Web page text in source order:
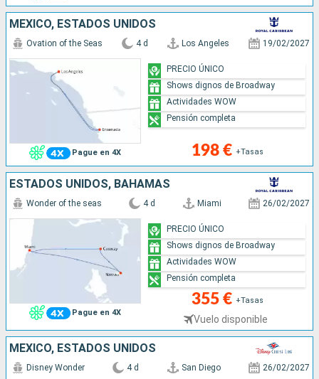
MÉXICO, ESTADOS UNIDOS
Pague en 4X
Ovation of the Seas 4 d Los Angeles 19/02/2027
198 € +Tasas
PRECIO ÚNICO
Shows dignos de Broadway
Actividades WOW
Pensión completa
ESTADOS UNIDOS, BAHAMAS
Pague en 4X
Wonder of the seas 4 d Miami 26/02/2027
355 € +Tasas
Vuelo disponible
PRECIO ÚNICO
Shows dignos de Broadway
Actividades WOW
Pensión completa
MÉXICO, ESTADOS UNIDOS
Disney Wonder 4 d San Diego 26/02/2027